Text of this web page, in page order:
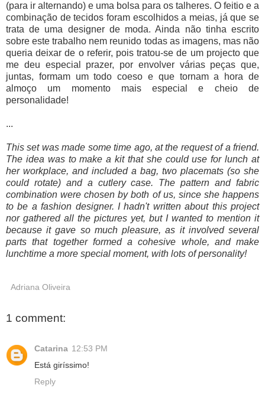
(para ir alternando) e uma bolsa para os talheres. O feitio e a
combinação de tecidos foram escolhidos a meias, já que se
trata de uma designer de moda. Ainda não tinha escrito
sobre este trabalho nem reunido todas as imagens, mas não
queria deixar de o referir, pois tratou-se de um projecto que
me deu especial prazer, por envolver várias peças que,
juntas, formam um todo coeso e que tornam a hora de
almoço um momento mais especial e cheio de
personalidade!
...
This set was made some time ago, at the request of a friend.
The idea was to make a kit that she could use for lunch at
her workplace, and included a bag, two placemats (so she
could rotate) and a cutlery case. The pattern and fabric
combination were chosen by both of us, since she happens
to be a fashion designer. I hadn't written about this project
nor gathered all the pictures yet, but I wanted to mention it
because it gave so much pleasure, as it involved several
parts that together formed a cohesive whole, and make
lunchtime a more special moment, with lots of personality!
Adriana Oliveira
1 comment:
Catarina 12:53 PM
Está giríssimo!
Reply